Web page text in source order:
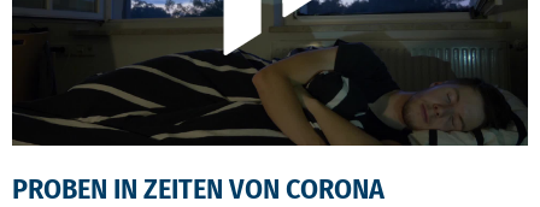
PROBEN IN ZEITEN VON CORONA